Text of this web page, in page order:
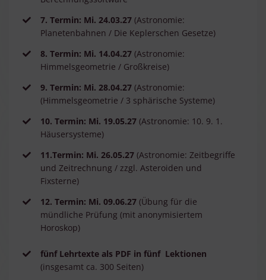
7. Termin: Mi. 24.03.27 (Astronomie:
Planetenbahnen / Die Keplerschen Gesetze)
8. Termin: Mi. 14.04.27 (Astronomie:
Himmelsgeometrie / Großkreise)
9. Termin: Mi. 28.04.27 (Astronomie:
(Himmelsgeometrie / 3 sphärische Systeme)
10. Termin: Mi. 19.05.27 (Astronomie: 10. 9. 1.
Häusersysteme)
11.Termin: Mi. 26.05.27 (Astronomie: Zeitbegriffe
und Zeitrechnung / zzgl. Asteroiden und
Fixsterne)
12. Termin: Mi. 09.06.27 (Übung für die
mündliche Prüfung (mit anonymisiertem
Horoskop)
fünf Lehrtexte als PDF in fünf Lektionen
(insgesamt ca. 300 Seiten)